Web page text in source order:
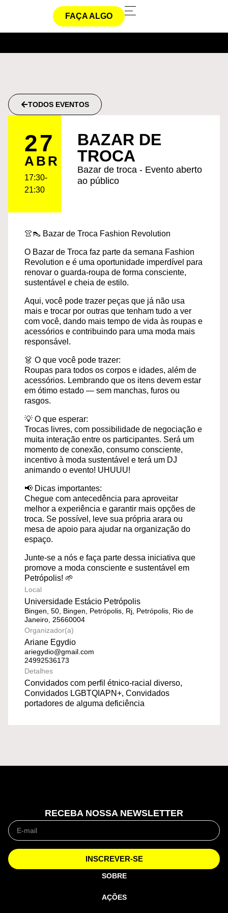
FAÇA ALGO
TODOS EVENTOS
27
ABR
17:30-
21:30
BAZAR DE
TROCA
Bazar de troca - Evento aberto
ao público
👚👠 Bazar de Troca Fashion Revolution
O Bazar de Troca faz parte da semana Fashion
Revolution e é uma oportunidade imperdível para
renovar o guarda-roupa de forma consciente,
sustentável e cheia de estilo.
Aqui, você pode trazer peças que já não usa
mais e trocar por outras que tenham tudo a ver
com você, dando mais tempo de vida às roupas e
acessórios e contribuindo para uma moda mais
responsável.
👗 O que você pode trazer:
Roupas para todos os corpos e idades, além de
acessórios. Lembrando que os itens devem estar
em ótimo estado — sem manchas, furos ou
rasgos.
💡 O que esperar:
Trocas livres, com possibilidade de negociação e
muita interação entre os participantes. Será um
momento de conexão, consumo consciente,
incentivo à moda sustentável e terá um DJ
animando o evento! UHUUU!
📢 Dicas importantes:
Chegue com antecedência para aproveitar
melhor a experiência e garantir mais opções de
troca. Se possível, leve sua própria arara ou
mesa de apoio para ajudar na organização do
espaço.
Junte-se a nós e faça parte dessa iniciativa que
promove a moda consciente e sustentável em
Petrópolis! 🌱
Local
Universidade Estácio Petrópolis
Bingen, 50, Bingen, Petrópolis, Rj, Petrópolis, Rio de
Janeiro, 25660004
Organizador(a)
Ariane Egydio
ariegydio@gmail.com
24992536173
Detalhes
Convidados com perfil étnico-racial diverso,
Convidados LGBTQIAPN+, Convidados
portadores de alguma deficiência
RECEBA NOSSA NEWSLETTER
INSCREVER-SE
SOBRE
AÇÕES